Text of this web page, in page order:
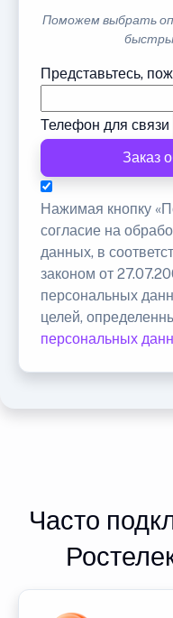
Поможем выбрать
Представьтесь,
Телефон для связи
Заказ
Нажимая кнопку
согласие на
данных, в
законом от
персональных
целей,
персональных
Часто